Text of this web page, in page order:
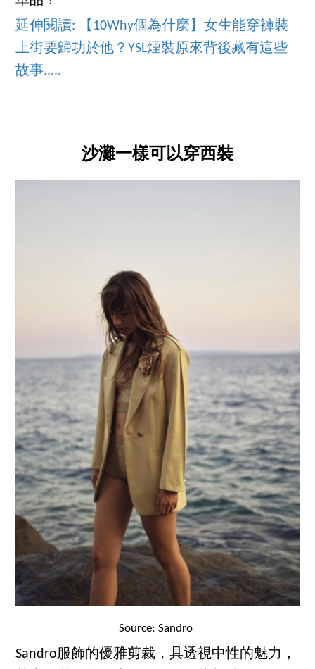
延伸閱讀: 【10Why個為什麼】女生能穿褲裝
上街要歸功於他？YSL煙裝原來背後藏有這些
故事.....
沙灘一樣可以穿西裝
Source: Sandro
Sandro服飾的優雅剪裁，具透視中性的魅力，